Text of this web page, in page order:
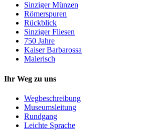
Sinziger Münzen
Römerspuren
Rückblick
Sinziger Fliesen
750 Jahre
Kaiser Barbarossa
Malerisch
Ihr Weg zu uns
Wegbeschreibung
Museumsleitung
Rundgang
Leichte Sprache